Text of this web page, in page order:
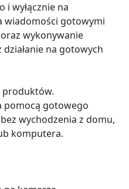
i wyłącznie na
wiadomości gotowymi
wykonywanie
na gotowych
produktów.
pomocą gotowego
wychodzenia z domu,
komputera.